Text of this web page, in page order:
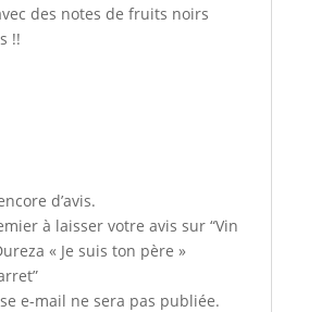
des notes de fruits noirs
!!
d’avis.
à laisser votre avis sur “Vin
« Je suis ton père »
e-mail ne sera pas publiée.